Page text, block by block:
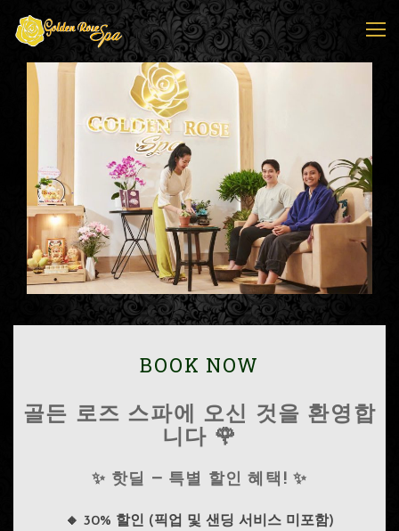
BOOK NOW
골든 로즈 스파에 오신 것을 환영합
니다 🌹
✨ 핫딜 – 특별 할인 혜택! ✨
🔸 30% 할인 (픽업 및 샌딩 서비스 미포함)